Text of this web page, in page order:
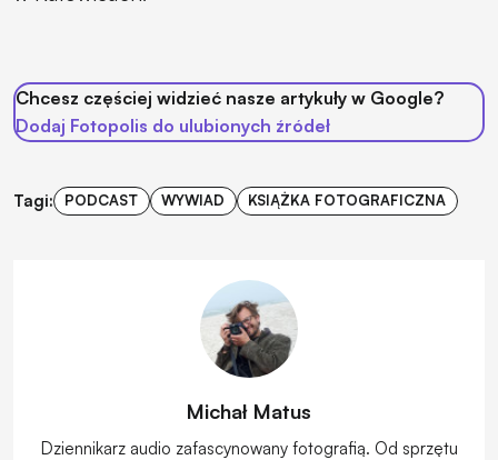
Chcesz częściej widzieć nasze artykuły w Google?
Dodaj Fotopolis do ulubionych źródeł
Tagi: PODCAST WYWIAD KSIĄŻKA FOTOGRAFICZNA
Michał Matus
Dziennikarz audio zafascynowany fotografią. Od sprzętu